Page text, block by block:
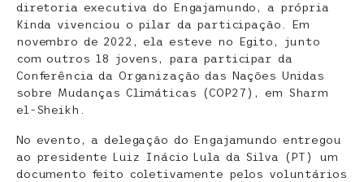
diretoria executiva do Engajamundo, a própria
Kinda vivenciou o pilar da participação. Em
novembro de 2022, ela esteve no Egito, junto
com outros 18 jovens, para participar da
Conferência da Organização das Nações Unidas
sobre Mudanças Climáticas (COP27), em Sharm
el-Sheikh.
No evento, a delegação do Engajamundo entregou
ao presidente Luiz Inácio Lula da Silva (PT) um
documento feito coletivamente pelos voluntários